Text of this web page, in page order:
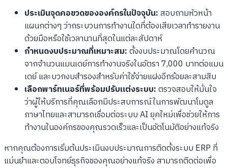
ประเมินจุดคอขวดขององค์กรในปัจจุบัน:สอบถามหัวหน้า
แผนกต่างๆ ว่ากระบวนการทำงานใดที่ต้องเสียเวลาทำรายงาน
ด้วยมือหรือใช้เวลานานที่สุดในแต่ละสัปดาห์
กำหนดงบประมาณที่เหมาะสม:ตั้งงบประมาณโดยคำนวณ
จากจำนวนแมนเดย์การทำงานจริงในอัตรา 7,000 บาทต่อแมน
เดย์ และบวกงบสำรองสำหรับค่าใช้จ่ายแฝงอีกร้อยละสามสิบ
เลือกพาร์ทเนอร์ที่พร้อมปรับแต่งระบบ:ตรวจสอบให้มั่นใจ
ว่าผู้ให้บริการที่คุณเลือกมีประสบการณ์ในการพัฒนาโมดูล
ภาษาไทยและสามารถเชื่อมต่อระบบ AI ยุคใหม่เพื่อช่วยให้การ
ทำงานในองค์กรของคุณรวดเร็วและเป็นอัตโนมัติอย่างแท้จริง
หากคุณต้องการเริ่มต้นประเมินงบประมาณการติดตั้งระบบ ERP ที่
แม่นยำและตอบโจทย์ธุรกิจของคุณอย่างแท้จริง สามารถติดต่อเพื่อ